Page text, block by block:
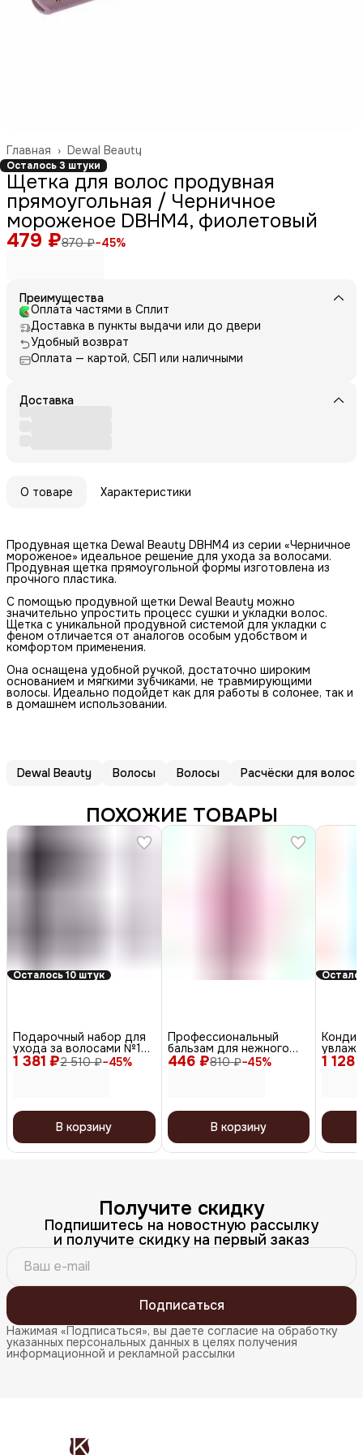
Dewal Beauty
Главная ›
Осталось 3 штуки
Щетка для волос продувная
прямоугольная / Черничное
мороженое DBHM4, фиолетовый
479 ₽870 ₽−45%
Преимущества
Оплата частями в Сплит
Доставка в пункты выдачи или до двери
Удобный возврат
Оплата — картой, СБП или наличными
Доставка
О товаре Характеристики
Продувная щетка Dewal Beauty DBHM4 из серии «Черничное
мороженое» идеальное решение для ухода за волосами.
Продувная щетка прямоугольной формы изготовлена из
прочного пластика.
С помощью продувной щетки Dewal Beauty можно
значительно упростить процесс сушки и укладки волос.
Щетка с уникальной продувной системой для укладки с
феном отличается от аналогов особым удобством и
комфортом применения.
Она оснащена удобной ручкой, достаточно широким
основанием и мягкими зубчиками, не травмирующими
волосы. Идеально подойдет как для работы в солонее, так и
в домашнем использовании.
Dewal Beauty Волосы Волосы Расчёски для волос
ПОХОЖИЕ ТОВАРЫ
Осталось 10 штук
1 381 ₽2 510 ₽−45%
Подарочный набор для
ухода за волосами №10
Восстановление
(шампунь, бальзам,
В корзину
446 ₽810 ₽−45%
Профессиональный
бальзам для нежного
ухода за волосами /
Gentle Cleanse, 1000 мл
В корзину
1 128
Получите скидку
Подпишитесь на новостную рассылку
и получите скидку на первый заказ
Подписаться
Нажимая «Подписаться», вы даете согласие на обработку
указанных персональных данных в целях получения
информационной и рекламной рассылки